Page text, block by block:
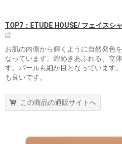
TOP7：ETUDE HOUSE/ フェイスシ
お肌の内側から輝くように自然発色
なっています。煌めきあふれる、立
す。パールも細か目となっています
も良いです。
この商品の通販サイトへ